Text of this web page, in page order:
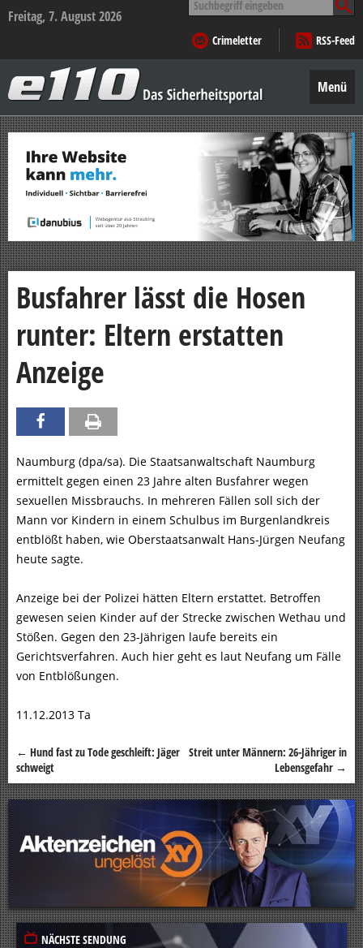
Freitag, 7. August 2026
nach:
Crimeletter
RSS-Feed
–
Das
Sicherheitsportal
Menü
Zum
Inhalt
springen
Busfahrer lässt die Hosen
runter: Eltern erstatten
Anzeige
Naumburg (dpa/sa). Die Staatsanwaltschaft Naumburg
ermittelt gegen einen 23 Jahre alten Busfahrer wegen
sexuellen Missbrauchs. In mehreren Fällen soll sich der
Mann vor Kindern in einem Schulbus im Burgenlandkreis
entblößt haben, wie Oberstaatsanwalt Hans-Jürgen Neufang
heute sagte.
Anzeige bei der Polizei hätten Eltern erstattet. Betroffen
gewesen seien Kinder auf der Strecke zwischen Wethau und
Stößen. Gegen den 23-Jährigen laufe bereits ein
Gerichtsverfahren. Auch hier geht es laut Neufang um Fälle
von Entblößungen.
11.12.2013 Ta
Beitragsnavigation
← Hund fast zu Tode geschleift: Jäger
schweigt
Streit unter Männern: 26-Jähriger in
Lebensgefahr →
NÄCHSTE SENDUNG